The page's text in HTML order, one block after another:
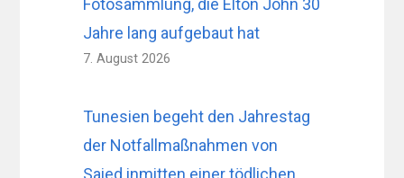
Fotosammlung, die Elton John 30
Jahre lang aufgebaut hat
7. August 2026
Tunesien begeht den Jahrestag
der Notfallmaßnahmen von
Saied inmitten einer tödlichen